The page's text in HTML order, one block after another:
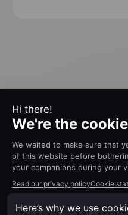
100%
ecosistema
Conecta fácilmente tus
aumentar tu productividad